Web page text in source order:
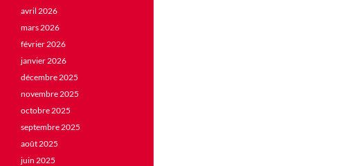
avril 2026
mars 2026
février 2026
janvier 2026
décembre 2025
novembre 2025
octobre 2025
septembre 2025
août 2025
juin 2025